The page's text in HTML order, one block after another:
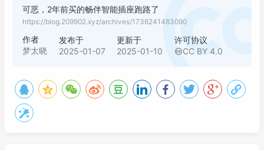
可恶，2年前买的畅伴智能插座跑路了
https://blog.209902.xyz/archives/1736241483090
作者
梦太晓
发布于
2025-01-07
更新于
2025-01-10
许可协议
CC BY 4.0